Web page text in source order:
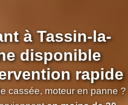
à Tassin-la-
disponible
rapide
cassée, moteur en panne ?